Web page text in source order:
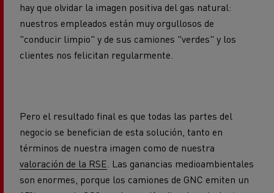
hay que olvidar la imagen positiva del gas natural:
nuestros empleados están muy orgullosos de
"conducir limpio" y de sus camiones "verdes" y los
clientes nos felicitan regularmente.
Pero el resultado final es que todas las partes del
negocio se benefician de esta solución, tanto en
términos de nuestra imagen como de nuestra
valoración de la RSE. Las ganancias medioambientales
son enormes, porque los camiones de GNC emiten un